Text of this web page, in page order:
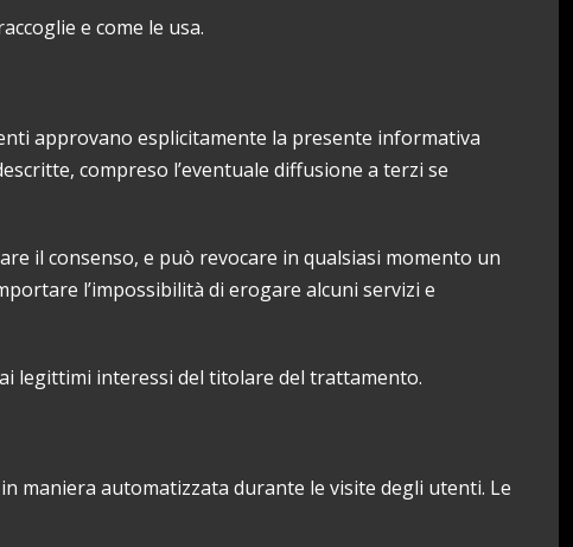
e come le usa.
approvano esplicitamente la presente informativa
compreso l’eventuale diffusione a terzi se
il consenso, e può revocare in qualsiasi momento un
l’impossibilità di erogare alcuni servizi e
legittimi interessi del titolare del trattamento.
maniera automatizzata durante le visite degli utenti. Le